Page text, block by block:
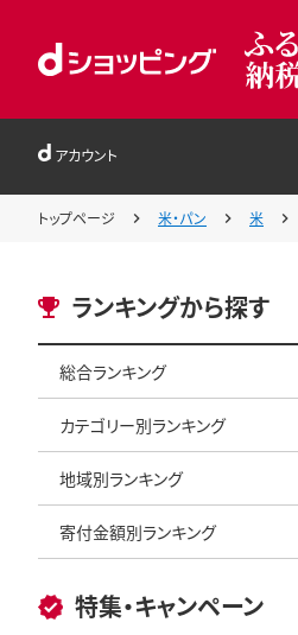
アカウント
トップページ 米・パン 米
ランキングから探す
総合ランキング
カテゴリー別ランキング
地域別ランキング
寄付金額別ランキング
特集・キャンペーン